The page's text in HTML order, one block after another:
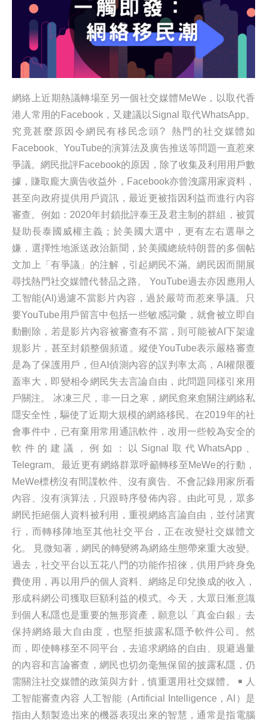
網絡上近期熱議轉場至另一個社交媒體MeWe，以取代香
港人常用的Facebook，又建議以Signal 取代WhatsApp。
究竟甚麼原因令網民有移民念頭? 熱門的社交媒體如
Facebook、YouTube的演算法及廣告推送等問題一直惹來
爭議。網民批評Facebook的原因，除了收集及利用用戶數
據，賺取龐大廣告收益外，Facebook亦曾洩露用家資料，
甚至向政府提供用戶資訊，最近更被指因利益而進行內容
審查。例如：2020年封鎖批評泰王及君主制的群組，被質
疑助長泰國威權主義；於美國大選中，更有左右選舉之
嫌，選擇性地派送政治新聞，於美國總統特朗普的多個帖
文加上「有爭議」的注解，引起網民不滿。網民因而開展
尋找熱門社交媒體代替品之路。 YouTube過去亦因應用人
工智能(AI)過濾不當影片內容，過於嚴苛而惹來爭議。只
要YouTube用戶留言中包括一些敏感詞彙，就會被立即自
動刪除，若是影片內容被審查有不當，則可能被AI下架違
規影片，甚至封鎖整個頻道。縱使YouTube表示嚴格審查
是為了保護用戶，但AI偵測內容的誤判率太高，AI權限覆
蓋率大，即變相令網民失去言論自由，此問題同樣引來用
戶關注。 冰凍三尺，非一日之寒，網民愈來愈關注網絡私
隱安全性，驅使了近期大規模的網絡移民。在2019年的社
會事件中，已有棄用常用通訊軟件，改用一些較為安全的
軟件的建議，例如：以Signal取代WhatsApp、
Telegram。最近更有網絡群眾呼籲轉移至MeWe的行動，
MeWe標榜沒有間諜軟件、沒有廣告、不會記錄用家所看
內容、沒有演算法，只跟時序發佈內容。由此可見，眾多
網民拒絕個人資料被利用，重視網絡言論自由，並付諸實
行，而轉移陣地至其他社交平台，正在改變社交媒體文
化。 見微知著，網民的轉變將為網絡生態帶來重大改變。
過去，社交平台以五花八門的功能作招徠，供用戶終身免
費使用，再以用戶的個人資料、網絡足印兌換成的收入，
形成科網公司獲取巨額利益的模式。今天，大眾日漸意識
到個人私隱也是重要的無形資產，願意以「真金白銀」去
保持網絡最大自由度，也堅拒披露私隱予軟件公司。然
而，即使轉移至不同平台，去追求網絡的自由、規避過量
的內容和言論審查，網民也切勿毫無保留的披露私隱，仍
需關注社交媒體的政策與方針，慎重選用社交媒體。 ￭ 人
工智能審查內容 人工智能（Artificial Intelligence，AI）是
指由人類製造出來的機器表現出來的智慧，通常是指電腦